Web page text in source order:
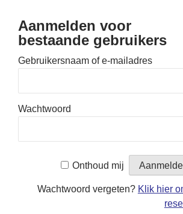
Aanmelden voor
bestaande gebruikers
Gebruikersnaam of e-mailadres
Wachtwoord
Onthoud mij
Wachtwoord vergeten? Klik hier